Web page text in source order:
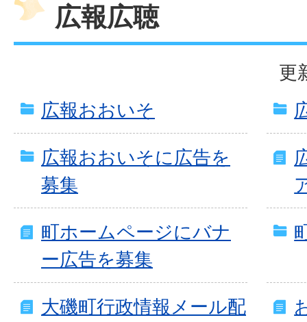
広報広聴
更
広報おおいそ
広報おおいそに広告を
募集
町ホームページにバナ
ー広告を募集
大磯町行政情報メール配